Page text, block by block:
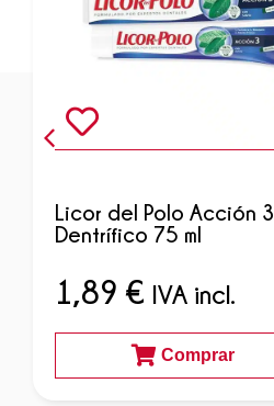
Licor del Polo Acción 3
Dentrífico 75 ml
1,89€ IVA incl.
Comprar